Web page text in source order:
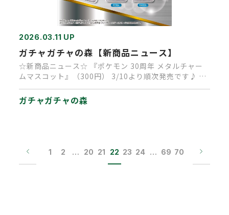
2026.03.11 UP
ガチャガチャの森【新商品ニュース】
☆新商品ニュース☆ 『ポケモン 30周年 メタルチャー
ムマスコット』（300円） 3/10より順次発売です♪ 今
年で発売…
ガチャガチャの森
1 2 … 20 21 22 23 24 … 69 70